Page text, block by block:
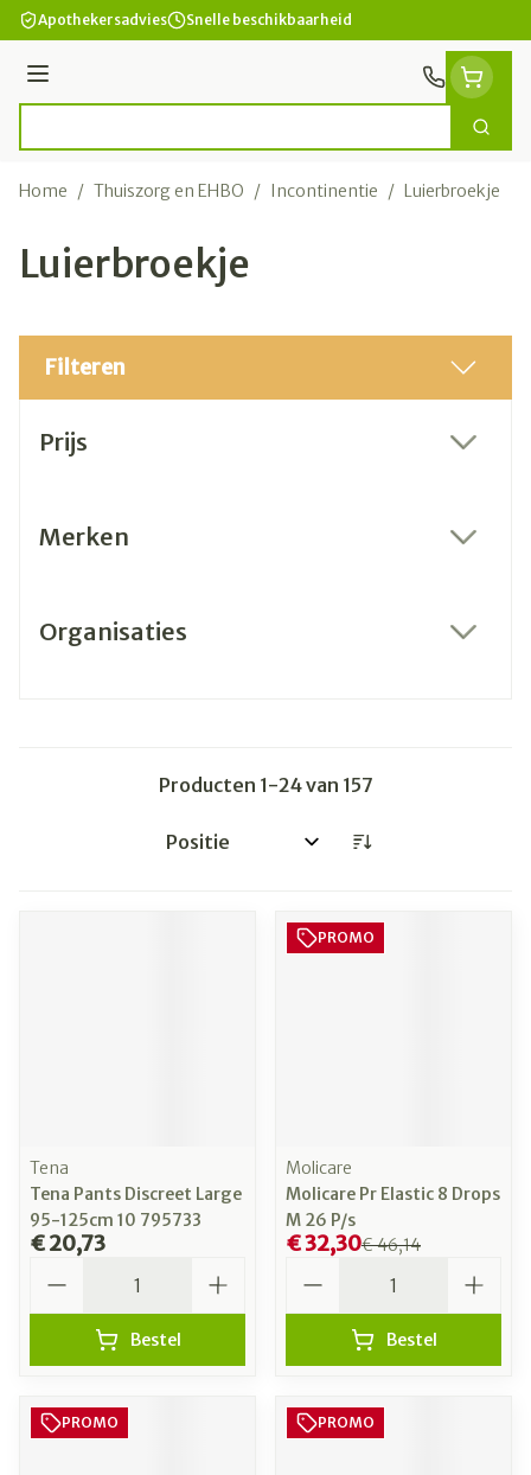
Ga naar de inhoud
Apothekersadvies Snelle beschikbaarheid
Menu
Zoek
Home / Thuiszorg en EHBO / Incontinentie / Luierbroekje
Luierbroekje
Filteren
Prijs
Merken
Organisaties
Producten 1-24van 157
Sorteer op:
Tena
Tena Pants Discreet Large
95-125cm 10 795733
€ 20,73
Bestel
PROMO
Molicare
Molicare Pr Elastic 8 Drops
M 26 P/s
€ 46,14
€ 32,30
Bestel
PROMO PROMO